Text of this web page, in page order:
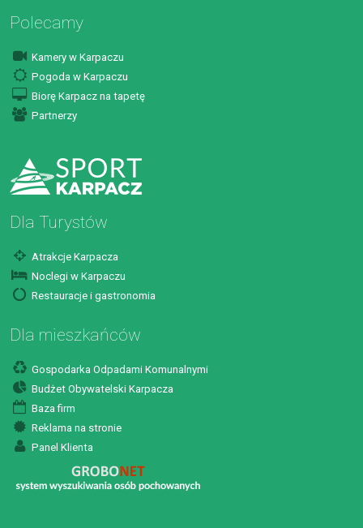
Polecamy
Kamery w Karpaczu
Pogoda w Karpaczu
Biorę Karpacz na tapetę
Partnerzy
Dla Turystów
Atrakcje Karpacza
Noclegi w Karpaczu
Restauracje i gastronomia
Dla mieszkańców
Gospodarka Odpadami Komunalnymi
Budżet Obywatelski Karpacza
Baza firm
Reklama na stronie
Panel Klienta